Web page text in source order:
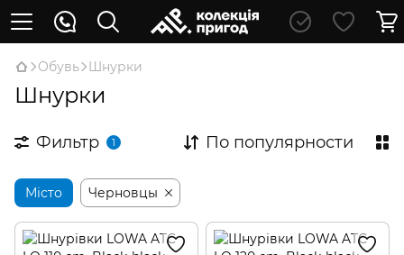
Обувь Шнурки
Шнурки
Фильтр 1 По популярности
Місто Черновцы